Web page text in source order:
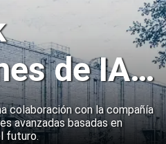
de IA
de
colaboración con la compañía
avanzadas basadas en
futuro.